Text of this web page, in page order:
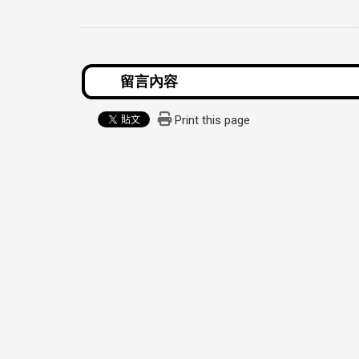
Print this page